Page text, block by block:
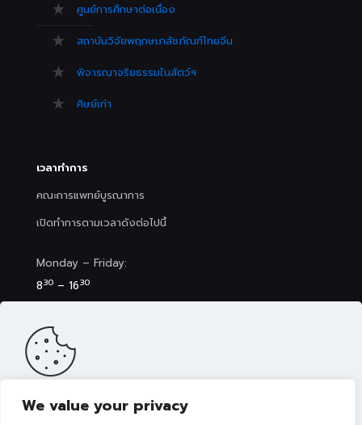
We value your privacy
ศูนย์การศึกษาต่อเนื่อง
สถาบันวิจัยพฤกษเภสัชภัณฑ์ไทยจีน
พิจารณาจริยธรรมในสัตว์ฯ
ศิษย์เก่า
เวลาทำการ
คณะการแพทย์บูรณาการ
เปิดทำการตามเวลาดังต่อไปนี้
Monday – Friday:
830 – 1630
8 30– 17
เว็บไซต์นี้มีการจัดเก็บคุกกี้เพื่อมอบประสบการณ์การใช้งานเว็บไซต์ของ